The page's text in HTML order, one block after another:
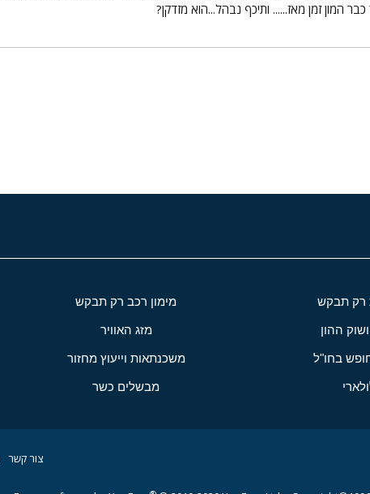
המון זמן מאז...... ותיכף נבהל...הוא מזדקן?
רק תבקש מימון רכב רק תבקש
ההון מזג האוויר
בחו"ל משכנתאות וייעוץ מחזור
מבשלים כשר
צור קשר